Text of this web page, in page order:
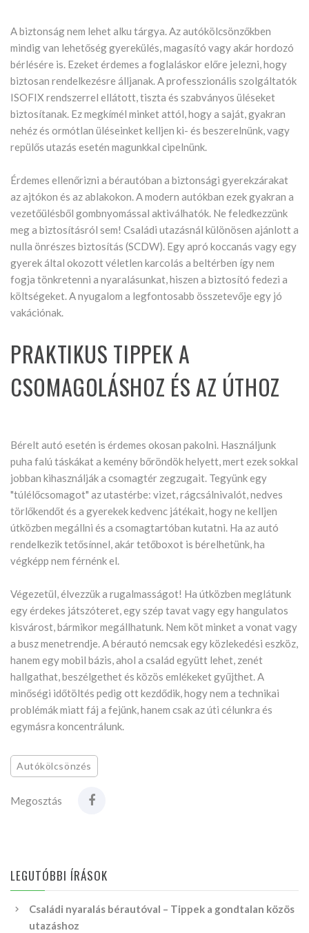
A biztonság nem lehet alku tárgya. Az autókölcsönzőkben
mindig van lehetőség gyerekülés, magasító vagy akár hordozó
bérlésére is. Ezeket érdemes a foglaláskor előre jelezni, hogy
biztosan rendelkezésre álljanak. A professzionális szolgáltatók
ISOFIX rendszerrel ellátott, tiszta és szabványos üléseket
biztosítanak. Ez megkímél minket attól, hogy a saját, gyakran
nehéz és ormótlan üléseinket kelljen ki- és beszerelnünk, vagy
repülős utazás esetén magunkkal cipelnünk.
Érdemes ellenőrizni a bérautóban a biztonsági gyerekzárakat
az ajtókon és az ablakokon. A modern autókban ezek gyakran a
vezetőülésből gombnyomással aktiválhatók. Ne feledkezzünk
meg a biztosításról sem! Családi utazásnál különösen ajánlott a
nulla önrészes biztosítás (SCDW). Egy apró koccanás vagy egy
gyerek által okozott véletlen karcolás a beltérben így nem
fogja tönkretenni a nyaralásunkat, hiszen a biztosító fedezi a
költségeket. A nyugalom a legfontosabb összetevője egy jó
vakációnak.
PRAKTIKUS TIPPEK A
CSOMAGOLÁSHOZ ÉS AZ ÚTHOZ
Bérelt autó esetén is érdemes okosan pakolni. Használjunk
puha falú táskákat a kemény bőröndök helyett, mert ezek sokkal
jobban kihasználják a csomagtér zegzugait. Tegyünk egy
"túlélőcsomagot" az utastérbe: vizet, rágcsálnivalót, nedves
törlőkendőt és a gyerekek kedvenc játékait, hogy ne kelljen
útközben megállni és a csomagtartóban kutatni. Ha az autó
rendelkezik tetősínnel, akár tetőboxot is bérelhetünk, ha
végképp nem férnénk el.
Végezetül, élvezzük a rugalmasságot! Ha útközben meglátunk
egy érdekes játszóteret, egy szép tavat vagy egy hangulatos
kisvárost, bármikor megállhatunk. Nem köt minket a vonat vagy
a busz menetrendje. A bérautó nemcsak egy közlekedési eszköz,
hanem egy mobil bázis, ahol a család együtt lehet, zenét
hallgathat, beszélgethet és közös emlékeket gyűjthet. A
minőségi időtöltés pedig ott kezdődik, hogy nem a technikai
problémák miatt fáj a fejünk, hanem csak az úti célunkra és
egymásra koncentrálunk.
Autókölcsönzés
Megosztás
LEGUTÓBBI ÍRÁSOK
Családi nyaralás bérautóval – Tippek a gondtalan közös
utazáshoz